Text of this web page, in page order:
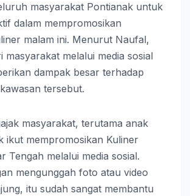
masyarakat Pontianak untuk
dalam mempromosikan
malam ini. Menurut Naufal,
masyarakat melalui media sosial
dampak besar terhadap
tersebut.
masyarakat, terutama anak
ikut mempromosikan Kuliner
Tengah melalui media sosial.
mengunggah foto atau video
itu sudah sangat membantu